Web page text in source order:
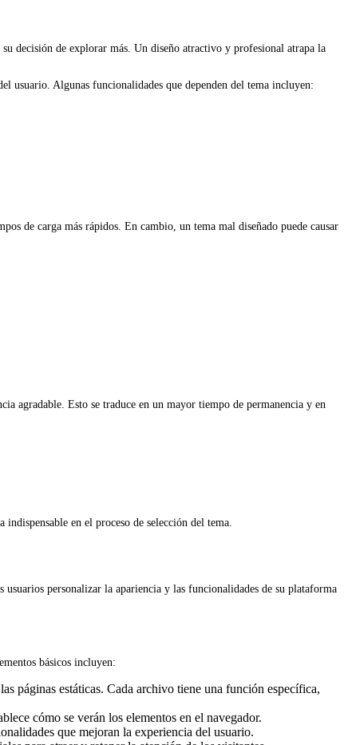
decisión de explorar más. Un diseño atractivo y profesional atrapa la
usuario. Algunas funcionalidades que dependen del tema incluyen:
de carga más rápidos. En cambio, un tema mal diseñado puede causar
agradable. Esto se traduce en un mayor tiempo de permanencia y en
en el proceso de selección del tema.
personalizar la apariencia y las funcionalidades de su plataforma
básicos incluyen:
páginas estáticas. Cada archivo tiene una función específica,
cómo se verán los elementos en el navegador.
que mejoran la experiencia del usuario.